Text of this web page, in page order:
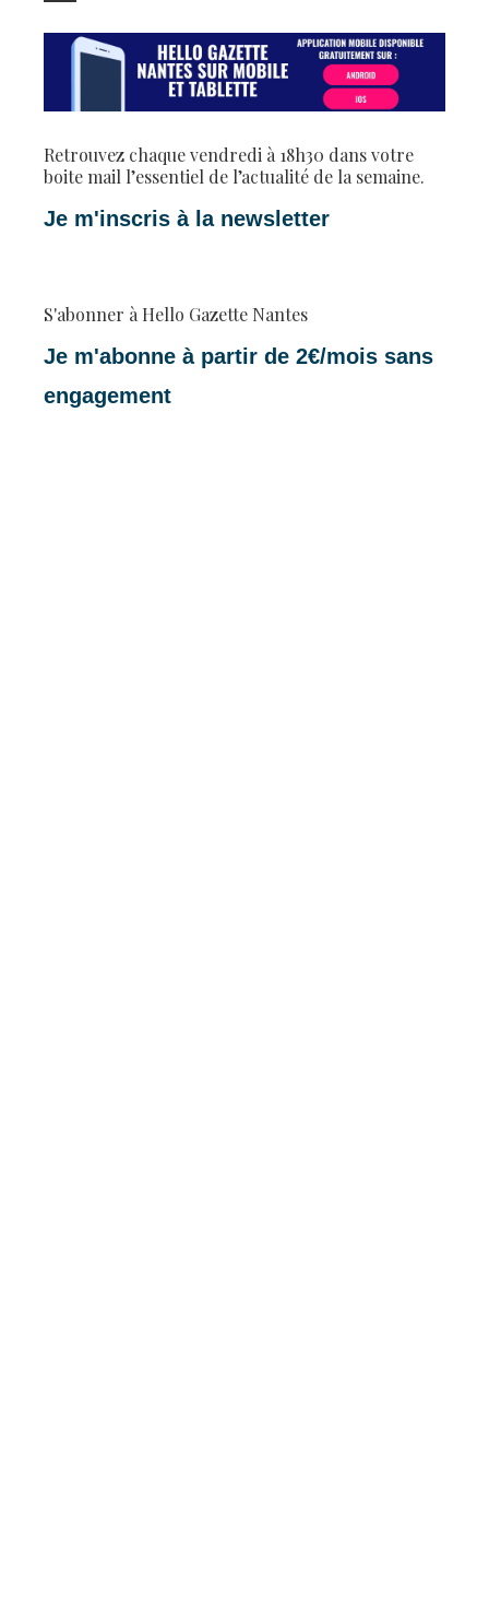
Retrouvez chaque vendredi à 18h30 dans votre
boite mail l’essentiel de l’actualité de la semaine.
Je m'inscris à la newsletter
S'abonner à Hello Gazette Nantes
Je m'abonne à partir de 2€/mois sans
engagement